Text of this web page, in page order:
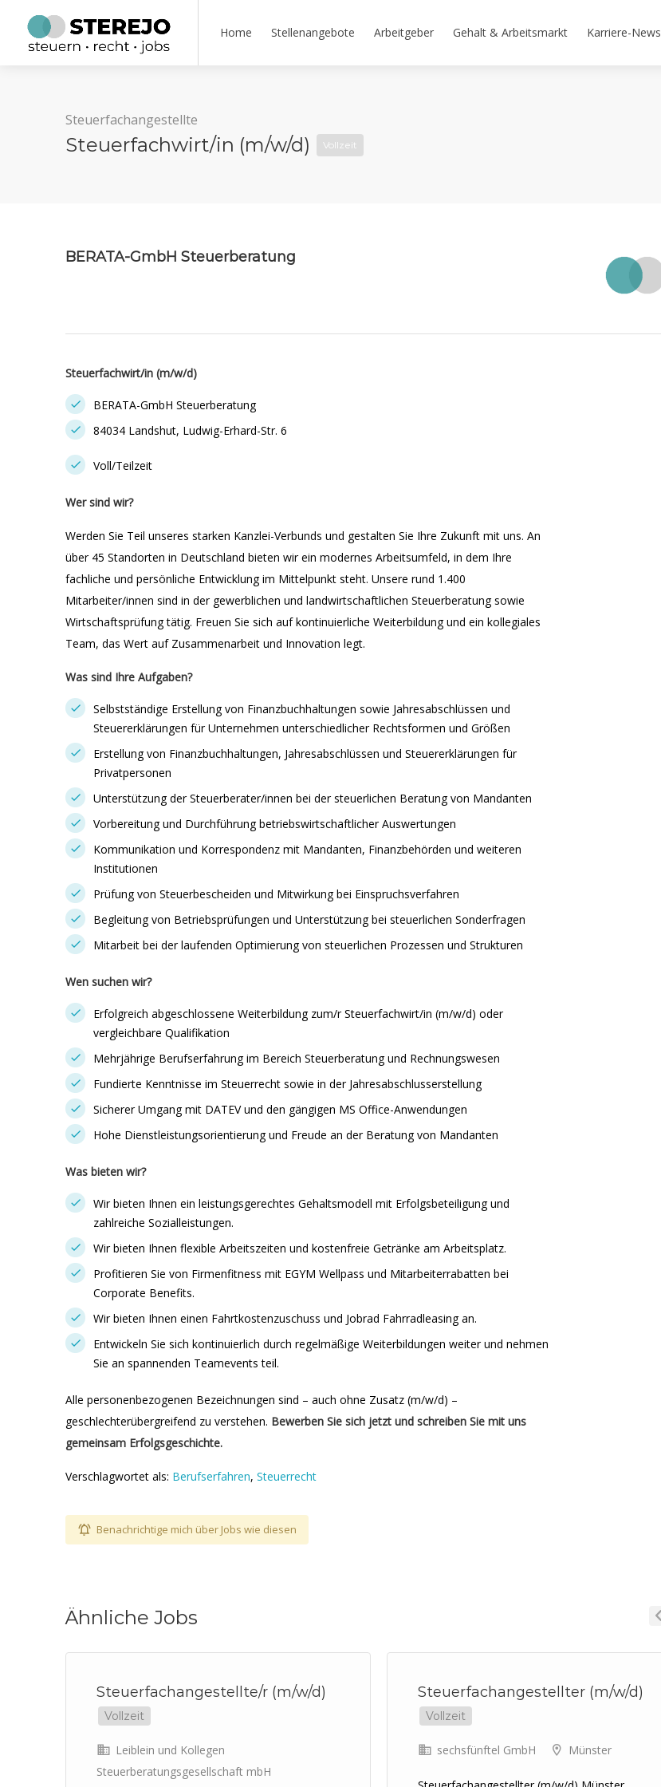
Home Stellenangebote Arbeitgeber Gehalt & Arbeitsmarkt Karriere-News
Steuerfachangestellte
Steuerfachwirt/in (m/w/d) Vollzeit
BERATA-GmbH Steuerberatung
Steuerfachwirt/in (m/w/d)
BERATA-GmbH Steuerberatung
84034 Landshut, Ludwig-Erhard-Str. 6
Voll/Teilzeit
Wer sind wir?
Werden Sie Teil unseres starken Kanzlei-Verbunds und gestalten Sie Ihre Zukunft mit uns. An
über 45 Standorten in Deutschland bieten wir ein modernes Arbeitsumfeld, in dem Ihre
fachliche und persönliche Entwicklung im Mittelpunkt steht. Unsere rund 1.400
Mitarbeiter/innen sind in der gewerblichen und landwirtschaftlichen Steuerberatung sowie
Wirtschaftsprüfung tätig. Freuen Sie sich auf kontinuierliche Weiterbildung und ein kollegiales
Team, das Wert auf Zusammenarbeit und Innovation legt.
Was sind Ihre Aufgaben?
Selbstständige Erstellung von Finanzbuchhaltungen sowie Jahresabschlüssen und
Steuererklärungen für Unternehmen unterschiedlicher Rechtsformen und Größen
Erstellung von Finanzbuchhaltungen, Jahresabschlüssen und Steuererklärungen für
Privatpersonen
Unterstützung der Steuerberater/innen bei der steuerlichen Beratung von Mandanten
Vorbereitung und Durchführung betriebswirtschaftlicher Auswertungen
Kommunikation und Korrespondenz mit Mandanten, Finanzbehörden und weiteren
Institutionen
Prüfung von Steuerbescheiden und Mitwirkung bei Einspruchsverfahren
Begleitung von Betriebsprüfungen und Unterstützung bei steuerlichen Sonderfragen
Mitarbeit bei der laufenden Optimierung von steuerlichen Prozessen und Strukturen
Wen suchen wir?
Erfolgreich abgeschlossene Weiterbildung zum/r Steuerfachwirt/in (m/w/d) oder
vergleichbare Qualifikation
Mehrjährige Berufserfahrung im Bereich Steuerberatung und Rechnungswesen
Fundierte Kenntnisse im Steuerrecht sowie in der Jahresabschlusserstellung
Sicherer Umgang mit DATEV und den gängigen MS Office-Anwendungen
Hohe Dienstleistungsorientierung und Freude an der Beratung von Mandanten
Was bieten wir?
Wir bieten Ihnen ein leistungsgerechtes Gehaltsmodell mit Erfolgsbeteiligung und
zahlreiche Sozialleistungen.
Wir bieten Ihnen flexible Arbeitszeiten und kostenfreie Getränke am Arbeitsplatz.
Profitieren Sie von Firmenfitness mit EGYM Wellpass und Mitarbeiterrabatten bei
Corporate Benefits.
Wir bieten Ihnen einen Fahrtkostenzuschuss und Jobrad Fahrradleasing an.
Entwickeln Sie sich kontinuierlich durch regelmäßige Weiterbildungen weiter und nehmen
Sie an spannenden Teamevents teil.
Alle personenbezogenen Bezeichnungen sind – auch ohne Zusatz (m/w/d) –
geschlechterübergreifend zu verstehen. Bewerben Sie sich jetzt und schreiben Sie mit uns
gemeinsam Erfolgsgeschichte.
Verschlagwortet als: Berufserfahren, Steuerrecht
Benachrichtige mich über Jobs wie diesen
Ähnliche Jobs
Steuerfachangestellte/r (m/w/d)
Vollzeit
Leiblein und Kollegen
Steuerberatungsgesellschaft mbH
Steuerfachangestellter (m/w/d)
Vollzeit
sechsfünftel GmbH Münster